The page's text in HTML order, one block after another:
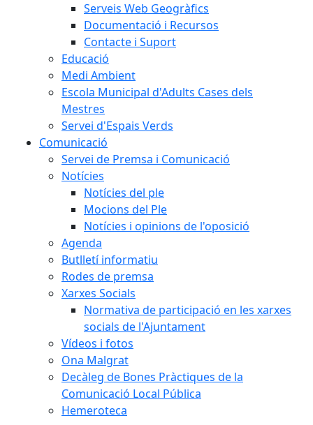
Serveis Web Geogràfics
Documentació i Recursos
Contacte i Suport
Educació
Medi Ambient
Escola Municipal d'Adults Cases dels
Mestres
Servei d'Espais Verds
Comunicació
Servei de Premsa i Comunicació
Notícies
Notícies del ple
Mocions del Ple
Notícies i opinions de l'oposició
Agenda
Butlletí informatiu
Rodes de premsa
Xarxes Socials
Normativa de participació en les xarxes
socials de l'Ajuntament
Vídeos i fotos
Ona Malgrat
Decàleg de Bones Pràctiques de la
Comunicació Local Pública
Hemeroteca